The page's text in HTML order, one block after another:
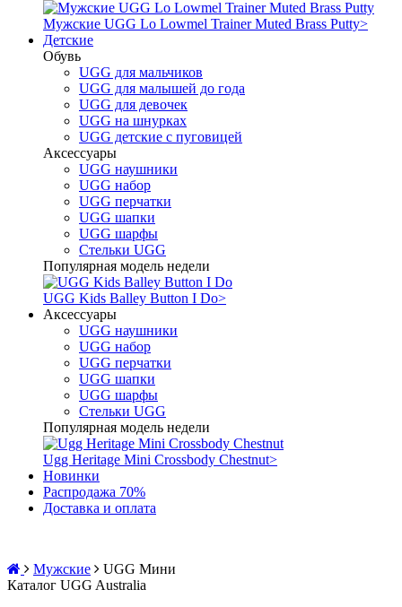
Мужские UGG Lo Lowmel Trainer Muted Brass Putty>
Детские
Обувь
UGG для мальчиков
UGG для малышей до года
UGG для девочек
UGG на шнурках
UGG детские с пуговицей
Аксессуары
UGG наушники
UGG набор
UGG перчатки
UGG шапки
UGG шарфы
Стельки UGG
Популярная модель недели
UGG Kids Balley Button I Do>
Аксессуары
UGG наушники
UGG набор
UGG перчатки
UGG шапки
UGG шарфы
Стельки UGG
Популярная модель недели
Ugg Heritage Mini Crossbody Chestnut>
Новинки
Распродажа 70%
Доставка и оплата
Мужские
UGG Мини
Каталог UGG Australia